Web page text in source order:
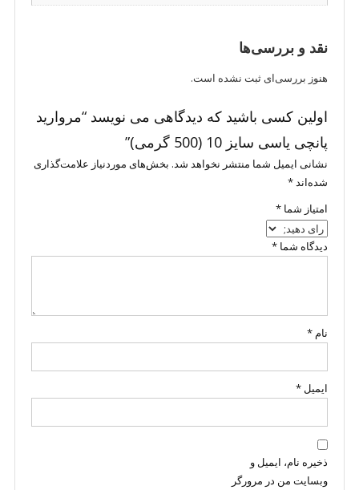
نقد و بررسی‌ها
هنوز بررسی‌ای ثبت نشده است.
اولین کسی باشید که دیدگاهی می نویسد “مروارید
پانچی یاسی سایز 10 (500 گرمی)”
نشانی ایمیل شما منتشر نخواهد شد. بخش‌های موردنیاز علامت‌گذاری
شده‌اند*
امتیاز شما *
دیدگاه شما *
نام *
ایمیل *
ذخیره نام، ایمیل و
وبسایت من در مرورگر